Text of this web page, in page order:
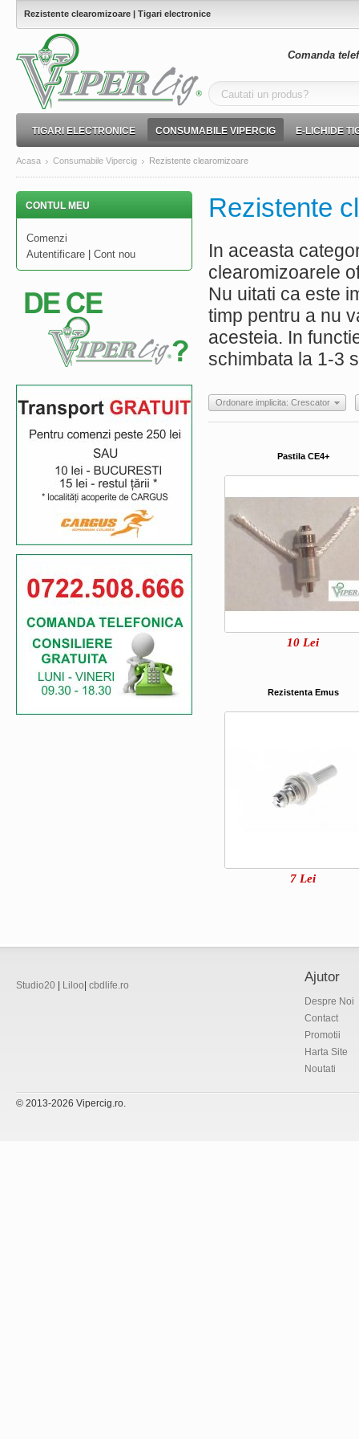
Rezistente clearomizoare | Tigari electronice
Comanda
TIGARI ELECTRONICE CONSUMABILE VIPERCIG E-LICHIDE
Acasa Consumabile Vipercig Rezistente clearomizoare
CONTUL MEU
Comenzi
Autentificare
Cont nou
Rezistente
In aceasta
clearomizoarele
Nu uitati ca este
timp pentru a nu
acesteia. In
schimbata la 1-3
Ordonare implicita: Crescator
Pastila CE4+
10 Lei
Rezistenta Emus
7 Lei
Studio20 Liloo cbdlife.ro
Ajutor
Despre Noi
Contact
Promotii
Harta Site
Noutati
© 2013-2026 Vipercig.ro.